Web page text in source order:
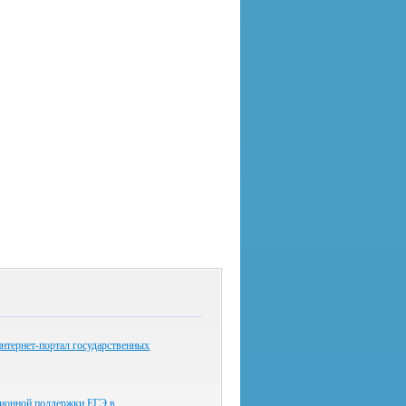
портал государственных
поддержки ЕГЭ в